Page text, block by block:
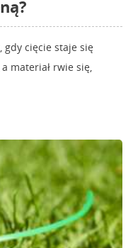
gdy cięcie staje się
materiał rwie się,